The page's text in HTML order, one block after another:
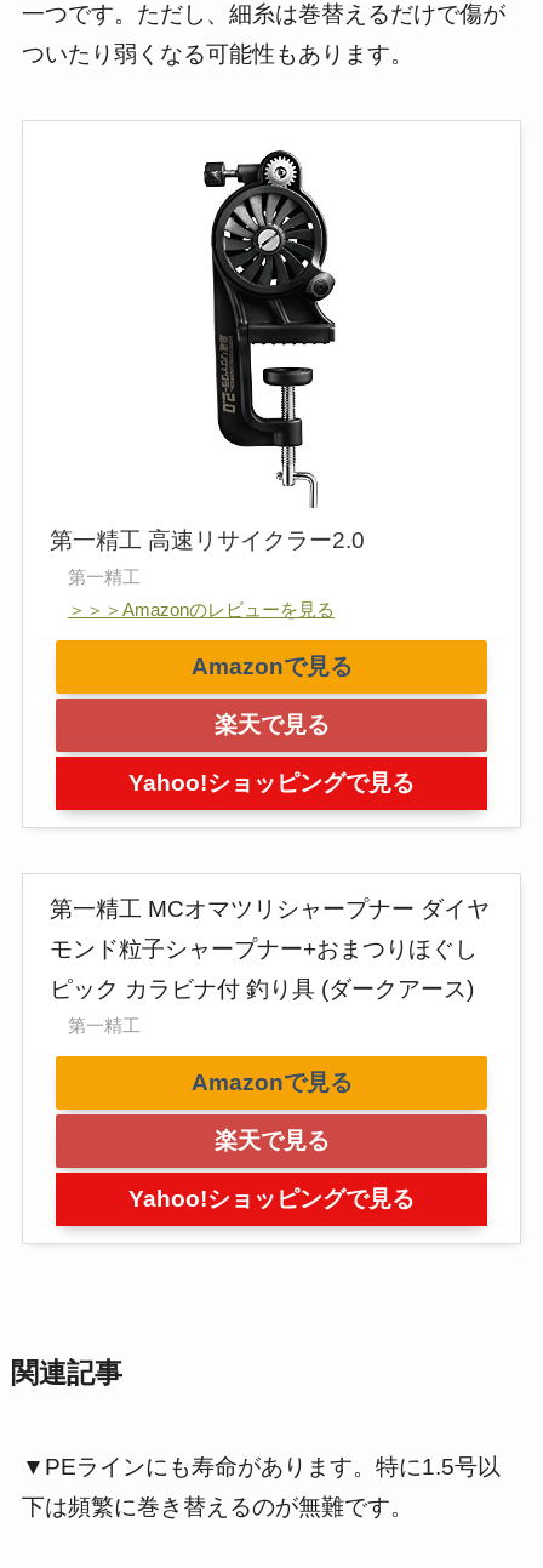
一つです。ただし、細糸は巻替えるだけで傷が
ついたり弱くなる可能性もあります。
第一精工 高速リサイクラー2.0
第一精工
＞＞＞Amazonのレビューを見る
Amazonで見る
楽天で見る
Yahoo!ショッピングで見る
第一精工 MCオマツリシャープナー ダイヤ
モンド粒子シャープナー+おまつりほぐし
ピック カラビナ付 釣り具 (ダークアース)
第一精工
Amazonで見る
楽天で見る
Yahoo!ショッピングで見る
関連記事
▼PEラインにも寿命があります。特に1.5号以
下は頻繁に巻き替えるのが無難です。